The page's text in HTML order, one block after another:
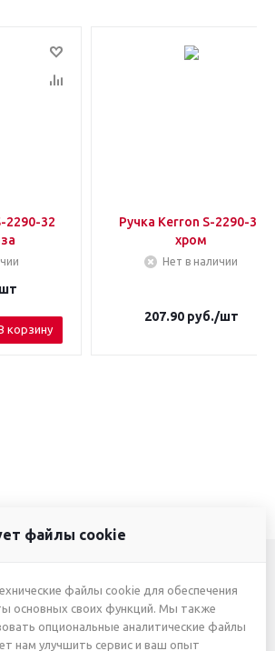
2290-32
корзину
Ручка Kerron S-2290-32
хром
Нет в наличии
207.90руб./шт
+7 (3412) 46-7777
+7 (912) 746-00-77
файлы cookie
файлы cookie для обеспечения
основных своих функций. Мы также
опциональные аналитические файлы
нам улучшить сервис и ваш опыт